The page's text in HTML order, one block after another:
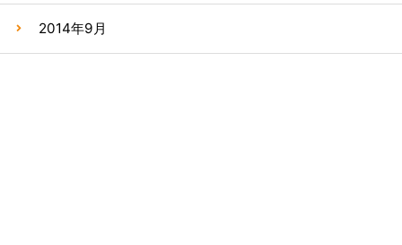
2014年9月